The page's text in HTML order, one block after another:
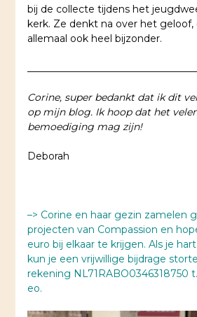
bij de collecte tijdens het
kerk. Ze denkt na over het
allemaal ook heel bijzonder.
Corine, super bedankt dat ik dit
op mijn blog. Ik hoop dat het
bemoediging mag zijn!
Deborah
–> Corine en haar gezin zamelen
projecten van Compassion en
euro bij elkaar te krijgen. Als je
kun je een vrijwillige bijdrage
rekening NL71RABO0346318750
eo.